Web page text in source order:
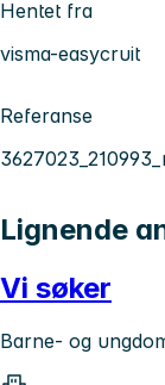
Hentet fra
visma-easycruit
Referanse
Lignende
Vi søker
Barne- og